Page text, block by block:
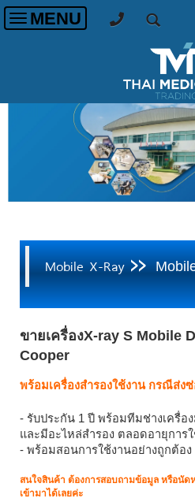
Toggle
MENU
Mobile X-Ray>>
ขายเครื่องX-ray S Mobile
Cooper
พร้อมเครื่องสำรองใช้งาน กรณีส่ง
- รับประกัน 1 ปี พร้อมทีมช่างเครื่อ
และมีอะไหล่สำรอง ตลอดอายุการ
- พร้อมสอนการใช้งานอย่างถูกต้อ
สนใจสินค้า ต้องการสอบถามข้อมูล หรือนั
เข้ามาได้เลยค่ะ